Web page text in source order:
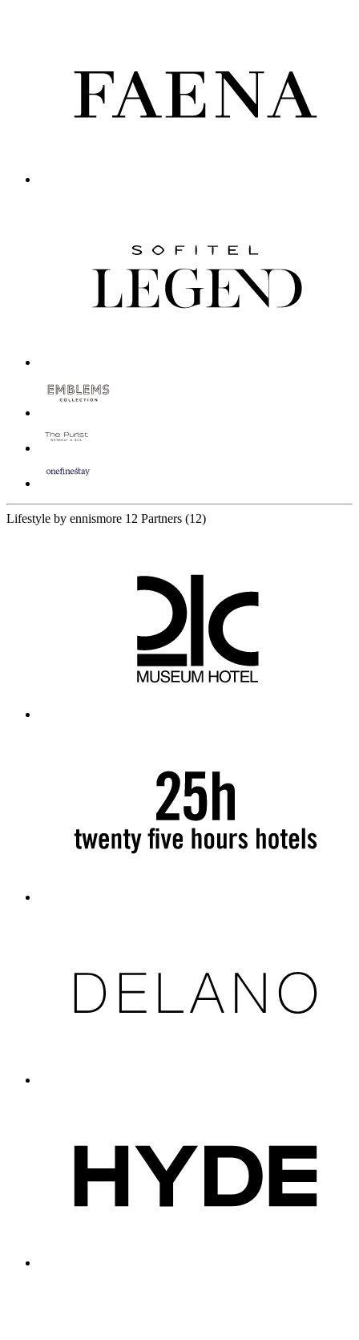
Lifestyle by ennismore 12 Partners (12)